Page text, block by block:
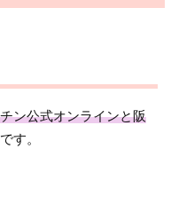
ン公式オンラインと阪
す。